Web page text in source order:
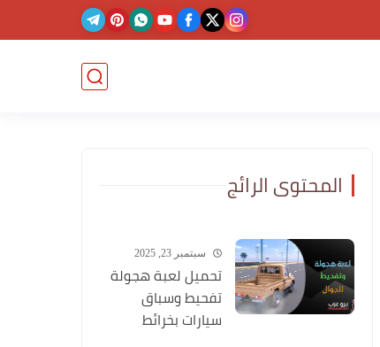
المحتوى الرائج
سبتمبر 23, 2025
تحميل لعبة هجولة
تفحيط وسباق
سيارات بخرائط